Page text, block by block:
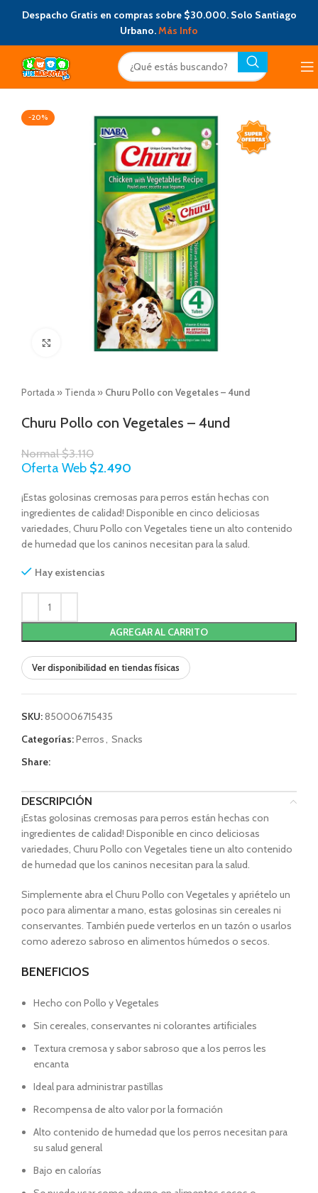
Despacho Gratis en compras sobre $30.000. Solo Santiago
Urbano.Más Info
-20%
Click to enlarge
Portada » Tienda » Churu Pollo con Vegetales – 4und
Churu Pollo con Vegetales – 4und
Normal$3.110
Oferta Web $2.490
¡Estas golosinas cremosas para perros están hechas con
ingredientes de calidad! Disponible en cinco deliciosas
variedades, Churu Pollo con Vegetales tiene un alto contenido
de humedad que los caninos necesitan para la salud.
Hay existencias
AGREGAR AL CARRITO
Ver disponibilidad en tiendas físicas
SKU:850006715435
Categorías:Perros, Snacks
Share:
DESCRIPCIÓN
¡Estas golosinas cremosas para perros están hechas con
ingredientes de calidad! Disponible en cinco deliciosas
variedades, Churu Pollo con Vegetales tiene un alto contenido
de humedad que los caninos necesitan para la salud.
Simplemente abra el Churu Pollo con Vegetales y apriételo un
poco para alimentar a mano, estas golosinas sin cereales ni
conservantes. También puede verterlos en un tazón o usarlos
como aderezo sabroso en alimentos húmedos o secos.
BENEFICIOS
Hecho con Pollo y Vegetales
Sin cereales, conservantes ni colorantes artificiales
Textura cremosa y sabor sabroso que a los perros les
encanta
Ideal para administrar pastillas
Recompensa de alto valor por la formación
Alto contenido de humedad que los perros necesitan para
su salud general
Bajo en calorías